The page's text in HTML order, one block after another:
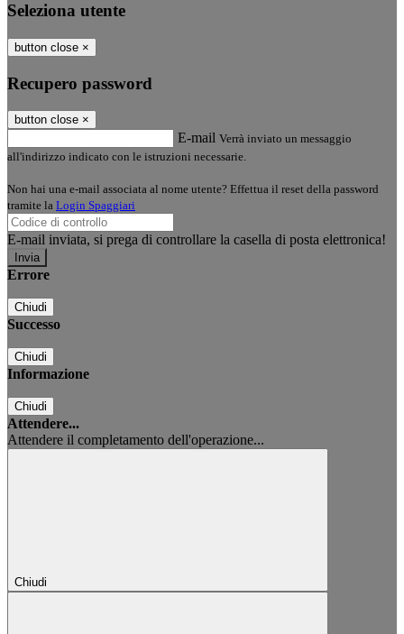
Seleziona utente
button close ×
Recupero password
button close ×
E-mail Verrà inviato un messaggio
all'indirizzo indicato con le istruzioni necessarie.
Non hai una e-mail associata al nome utente? Effettua il reset della password
tramite la Login Spaggiari
E-mail inviata, si prega di controllare la casella di posta elettronica!
Errore
Chiudi
Successo
Chiudi
Informazione
Chiudi
Attendere...
Attendere il completamento dell'operazione...
Chiudi